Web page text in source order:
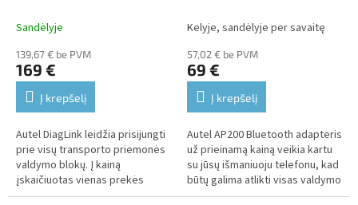
Sandėlyje
139,67 € be PVM
169 €
Į krepšelį
Autel DiagLink leidžia prisijungti
prie visų transporto priemonės
valdymo blokų. Į kainą
įskaičiuotas vienas prekės
ženklas, kitus galima įsigyti už
Kelyje, sandėlyje per savaitę
57,02 € be PVM
69 €
Į krepšelį
Autel AP200 Bluetooth adapteris
už prieinamą kainą veikia kartu
su jūsų išmaniuoju telefonu, kad
būtų galima atlikti visas valdymo
bloko diagnostikos ir išplėstinio